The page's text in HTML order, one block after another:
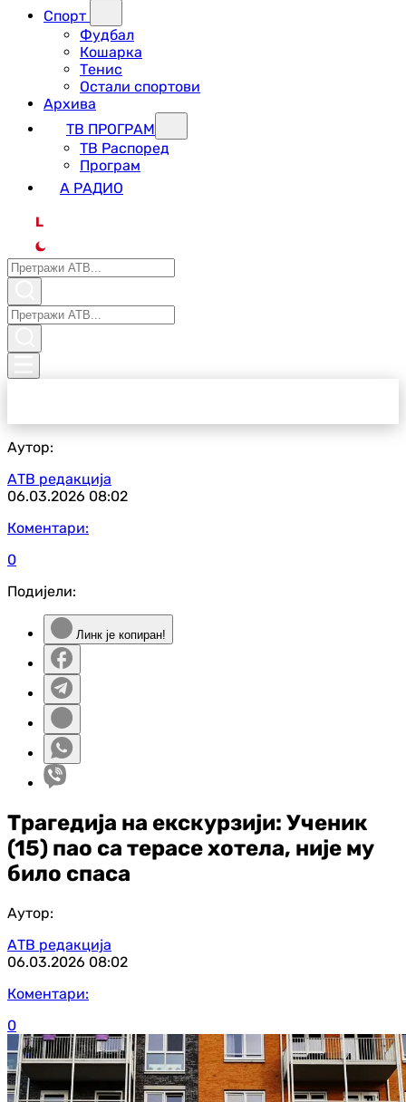
Спорт
Фудбал
Кошарка
Тенис
Остали спортови
Архива
ТВ ПРОГРАМ
ТВ Распоред
Програм
А РАДИО
L
Аутор:
АТВ редакција
06.03.2026 08:02
Коментари:
0
Подијели:
Линк је копиран!
Трагедија на екскурзији: Ученик
(15) пао са терасе хотела, није му
било спаса
Аутор:
АТВ редакција
06.03.2026 08:02
Коментари:
0